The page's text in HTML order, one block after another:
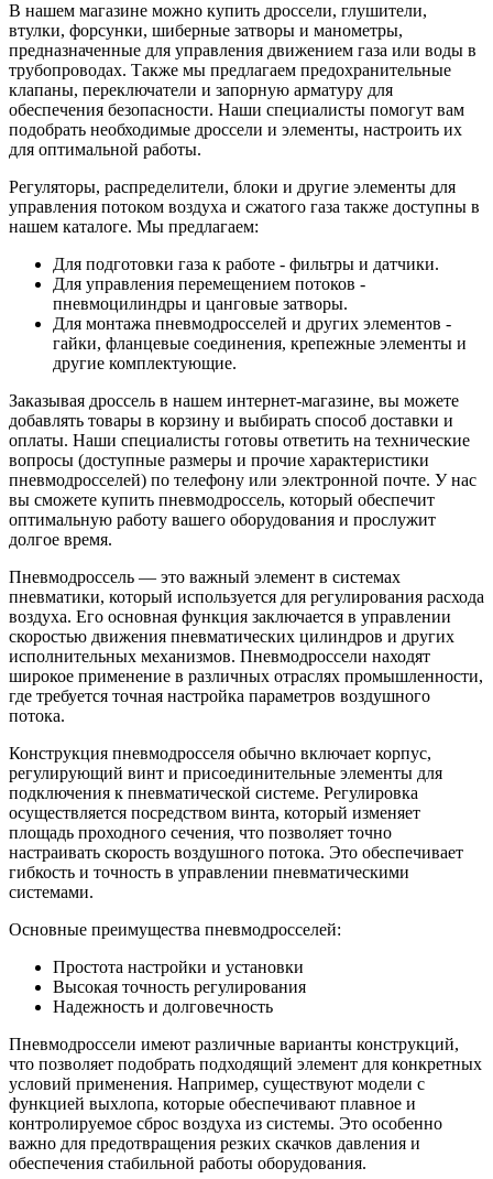
В нашем магазине можно купить дроссели, глушители,
втулки, форсунки, шиберные затворы и манометры,
предназначенные для управления движением газа или воды в
трубопроводах. Также мы предлагаем предохранительные
клапаны, переключатели и запорную арматуру для
обеспечения безопасности. Наши специалисты помогут вам
подобрать необходимые дроссели и элементы, настроить их
для оптимальной работы.
Регуляторы, распределители, блоки и другие элементы для
управления потоком воздуха и сжатого газа также доступны в
нашем каталоге. Мы предлагаем:
Для подготовки газа к работе - фильтры и датчики.
Для управления перемещением потоков -
пневмоцилиндры и цанговые затворы.
Для монтажа пневмодросселей и других элементов -
гайки, фланцевые соединения, крепежные элементы и
другие комплектующие.
Заказывая дроссель в нашем интернет-магазине, вы можете
добавлять товары в корзину и выбирать способ доставки и
оплаты. Наши специалисты готовы ответить на технические
вопросы (доступные размеры и прочие характеристики
пневмодросселей) по телефону или электронной почте. У нас
вы сможете купить пневмодроссель, который обеспечит
оптимальную работу вашего оборудования и прослужит
долгое время.
Пневмодроссель — это важный элемент в системах
пневматики, который используется для регулирования расхода
воздуха. Его основная функция заключается в управлении
скоростью движения пневматических цилиндров и других
исполнительных механизмов. Пневмодроссели находят
широкое применение в различных отраслях промышленности,
где требуется точная настройка параметров воздушного
потока.
Конструкция пневмодросселя обычно включает корпус,
регулирующий винт и присоединительные элементы для
подключения к пневматической системе. Регулировка
осуществляется посредством винта, который изменяет
площадь проходного сечения, что позволяет точно
настраивать скорость воздушного потока. Это обеспечивает
гибкость и точность в управлении пневматическими
системами.
Основные преимущества пневмодросселей:
Простота настройки и установки
Высокая точность регулирования
Надежность и долговечность
Пневмодроссели имеют различные варианты конструкций,
что позволяет подобрать подходящий элемент для конкретных
условий применения. Например, существуют модели с
функцией выхлопа, которые обеспечивают плавное и
контролируемое сброс воздуха из системы. Это особенно
важно для предотвращения резких скачков давления и
обеспечения стабильной работы оборудования.